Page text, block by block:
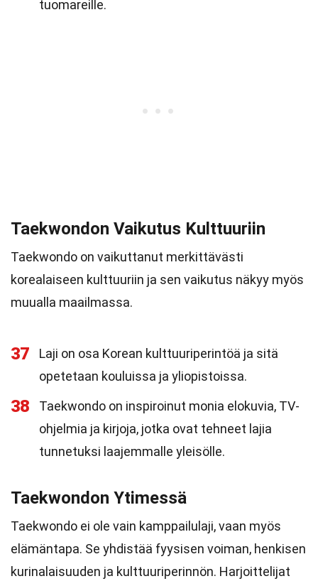
tuomareille.
Taekwondon Vaikutus Kulttuuriin
Taekwondo on vaikuttanut merkittävästi
korealaiseen kulttuuriin ja sen vaikutus näkyy myös
muualla maailmassa.
37
Laji on osa Korean kulttuuriperintöä ja sitä
opetetaan kouluissa ja yliopistoissa.
38
Taekwondo on inspiroinut monia elokuvia, TV-
ohjelmia ja kirjoja, jotka ovat tehneet lajia
tunnetuksi laajemmalle yleisölle.
Taekwondon Ytimessä
Taekwondo ei ole vain kamppailulaji, vaan myös
elämäntapa. Se yhdistää fyysisen voiman, henkisen
kurinalaisuuden ja kulttuuriperinnön. Harjoittelijat